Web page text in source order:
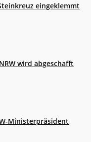
eingeklemmt
wird abgeschafft
Ministerpräsident